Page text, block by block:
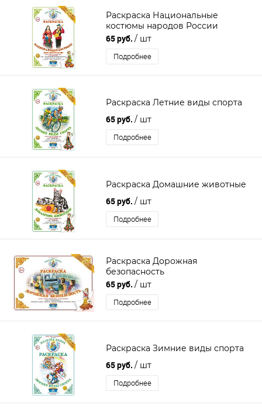
Раскраска Национальные
костюмы народов России
65 руб. / шт
Подробнее
Раскраска Летние виды спорта
65 руб. / шт
Подробнее
Раскраска Домашние животные
65 руб. / шт
Подробнее
Раскраска Дорожная
безопасность
65 руб. / шт
Подробнее
Раскраска Зимние виды спорта
65 руб. / шт
Подробнее